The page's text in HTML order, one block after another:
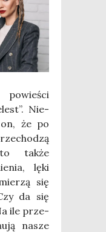
Nie­
że po
tak­że
lęki
się
da się
ile prze­
nasze